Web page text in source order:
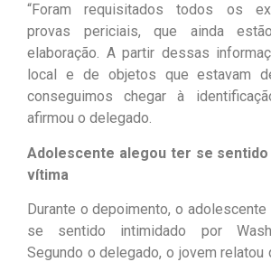
“Foram requisitados todos os
provas periciais, que ainda
elaboração. A partir dessas
local e de objetos que estavam
conseguimos chegar à
afirmou o delegado.
Adolescente alegou ter se sentido
vítima
Durante o depoimento, o
se sentido intimidado por
Segundo o delegado, o jovem relatou